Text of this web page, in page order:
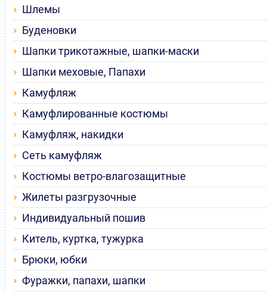
Шлемы
Буденовки
Шапки трикотажные, шапки-маски
Шапки меховые, Папахи
Камуфляж
Камуфлированные костюмы
Камуфляж, накидки
Сеть камуфляж
Костюмы ветро-влагозащитные
Жилеты разгрузочные
Индивидуальный пошив
Китель, куртка, тужурка
Брюки, юбки
Фуражки, папахи, шапки